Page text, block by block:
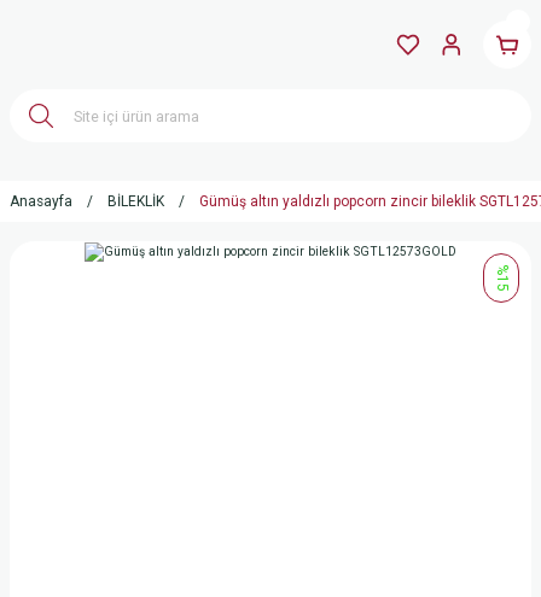
Anasayfa BİLEKLİK Gümüş altın yaldızlı popcorn zincir bileklik
%15